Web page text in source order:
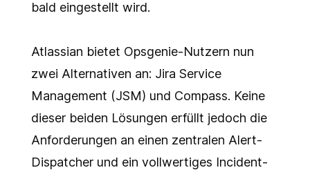
bald eingestellt wird.
Atlassian bietet Opsgenie-Nutzern nun
zwei Alternativen an: Jira Service
Management (JSM) und Compass. Keine
dieser beiden Lösungen erfüllt jedoch die
Anforderungen an einen zentralen Alert-
Dispatcher und ein vollwertiges Incident-